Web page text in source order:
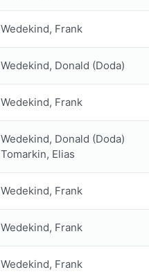
Wedekind, Frank
Wedekind, Donald (Doda)
Wedekind, Frank
Wedekind, Donald (Doda)
Tomarkin, Elias
Wedekind, Frank
Wedekind, Frank
Wedekind, Frank